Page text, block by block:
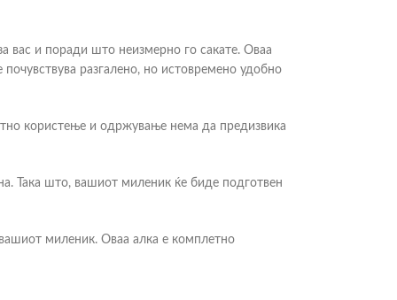
вас и поради што неизмерно го сакате. Оваа
разгалено, но истовремено удобно
користење и одржување нема да предизвика
Така што, вашиот миленик ќе биде подготвен
миленик. Оваа алка е комплетно